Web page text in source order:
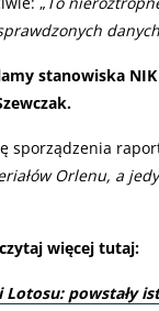
danych
stanowiska NIK
sporządzenia
Orlenu, a
więcej tutaj:
Lotosu: powstały